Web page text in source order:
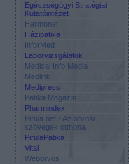
Egészségügyi Stratégiai
Kutatóintézet
Harmonet
Házipatika
InforMed
Laborvizsgálatok
Medical Info Média
Medlink
Medipress
Patika Magazin
Pharmindex
Pirula.net - Az orvosi
szövegek otthona
PirulaPatika
Vital
Weborvos